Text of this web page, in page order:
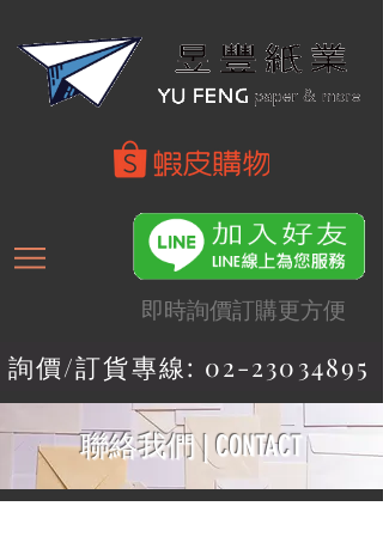
即時詢價訂購更方便
詢價/訂貨專線: 02-23034895
聯絡我們 | CONTACT